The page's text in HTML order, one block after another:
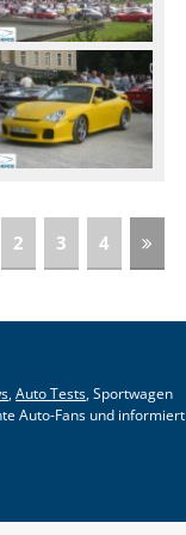
2 3 4
,Auto Tests, Sportwagen
Auto-Fans und informiert